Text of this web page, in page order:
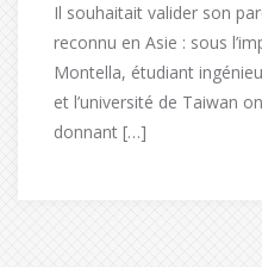
Il souhaitait valider son
reconnu en Asie : sous
Montella, étudiant
et l’université de Taiwan
donnant […]